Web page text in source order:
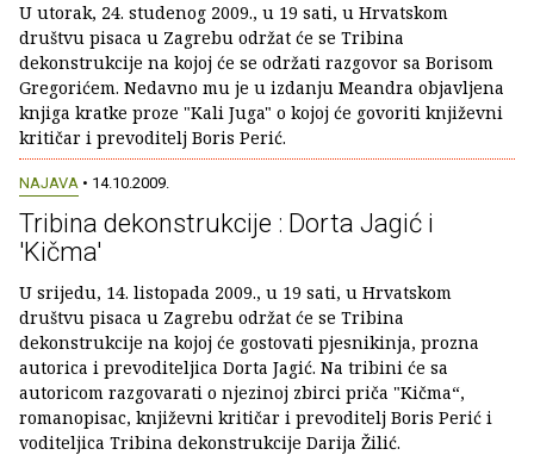
U utorak, 24. studenog 2009., u 19 sati, u Hrvatskom
društvu pisaca u Zagrebu održat će se Tribina
dekonstrukcije na kojoj će se održati razgovor sa Borisom
Gregorićem. Nedavno mu je u izdanju Meandra objavljena
knjiga kratke proze "Kali Juga" o kojoj će govoriti književni
kritičar i prevoditelj Boris Perić.
NAJAVA • 14.10.2009.
Tribina dekonstrukcije : Dorta Jagić i
'Kičma'
U srijedu, 14. listopada 2009., u 19 sati, u Hrvatskom
društvu pisaca u Zagrebu održat će se Tribina
dekonstrukcije na kojoj će gostovati pjesnikinja, prozna
autorica i prevoditeljica Dorta Jagić. Na tribini će sa
autoricom razgovarati o njezinoj zbirci priča "Kičma“,
romanopisac, književni kritičar i prevoditelj Boris Perić i
voditeljica Tribina dekonstrukcije Darija Žilić.